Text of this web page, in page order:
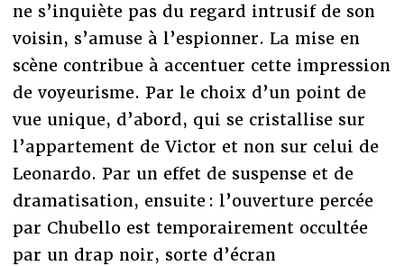
ne s’inquiète pas du regard intrusif de son
voisin, s’amuse à l’espionner. La mise en
scène contribue à accentuer cette impression
de voyeurisme. Par le choix d’un point de
vue unique, d’abord, qui se cristallise sur
l’appartement de Victor et non sur celui de
Leonardo. Par un effet de suspense et de
dramatisation, ensuite : l’ouverture percée
par Chubello est temporairement occultée
par un drap noir, sorte d’écran